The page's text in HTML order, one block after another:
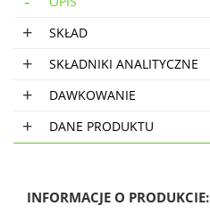
SKŁAD
SKŁADNIKI ANALITYCZNE
DAWKOWANIE
DANE PRODUKTU
INFORMACJE O PRODUKCIE: